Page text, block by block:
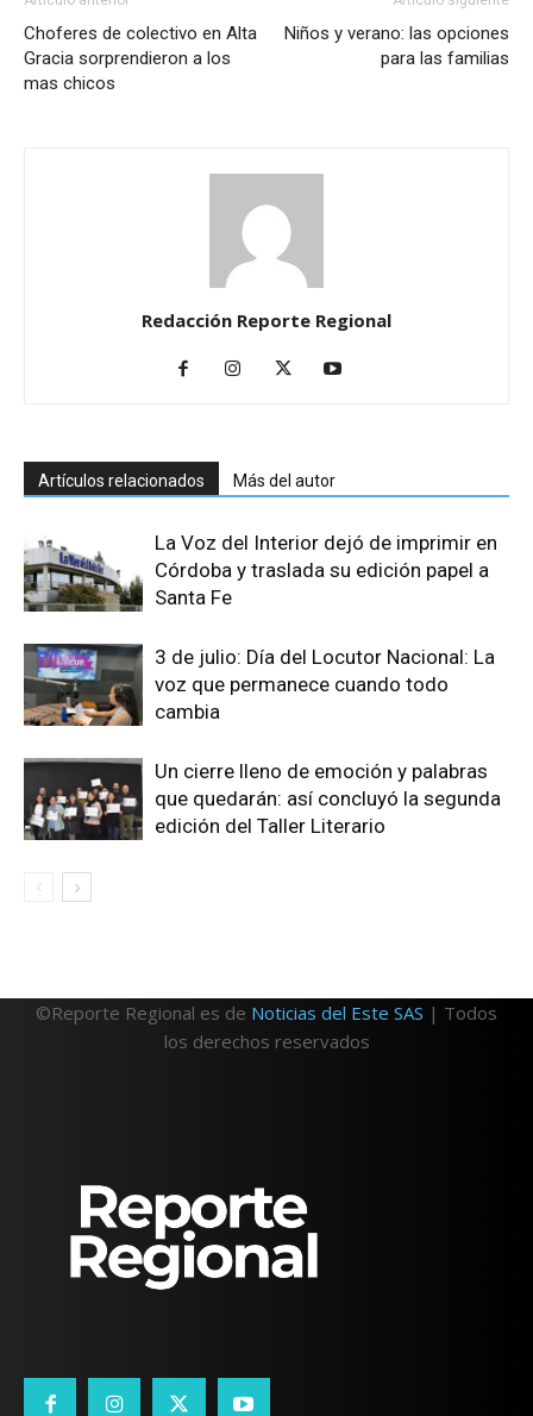
Choferes de colectivo en Alta
Gracia sorprendieron a los
mas chicos
Niños y verano: las opciones
para las familias
Redacción Reporte Regional
Artículos relacionados Más del autor
La Voz del Interior dejó de imprimir en
Córdoba y traslada su edición papel a
Santa Fe
3 de julio: Día del Locutor Nacional: La
voz que permanece cuando todo
cambia
Un cierre lleno de emoción y palabras
que quedarán: así concluyó la segunda
edición del Taller Literario
©Reporte Regional es de Noticias del Este SAS | Todos
los derechos reservados